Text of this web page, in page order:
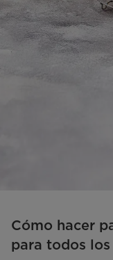
Cómo hacer
para todos